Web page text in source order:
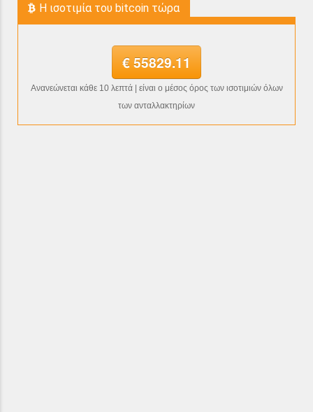
H ισοτιμία του bitcoin τώρα
€ 55829.11
Ανανεώνεται κάθε 10 λεπτά | είναι ο μέσος όρος των ισοτιμιών όλων
των ανταλλακτηρίων